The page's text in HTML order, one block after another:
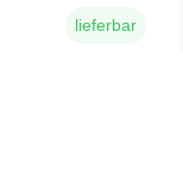
lieferbar